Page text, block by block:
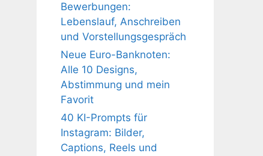
Bewerbungen:
Lebenslauf, Anschreiben
und Vorstellungsgespräch
Neue Euro-Banknoten:
Alle 10 Designs,
Abstimmung und mein
Favorit
40 KI-Prompts für
Instagram: Bilder,
Captions, Reels und